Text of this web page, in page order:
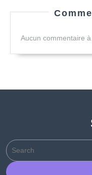
Aucun commentaire à
Search
for: